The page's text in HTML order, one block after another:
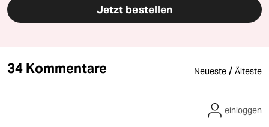
Jetzt bestellen
34 Kommentare Neueste / Älteste
einloggen